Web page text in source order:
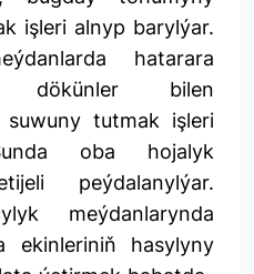
işleri alnyp barylýar.
hatarara
dökünler bilen
suwuny tutmak işleri
oba hojalyk
peýdalanylýar.
meýdanlarynda
ekinleriniň hasylyny